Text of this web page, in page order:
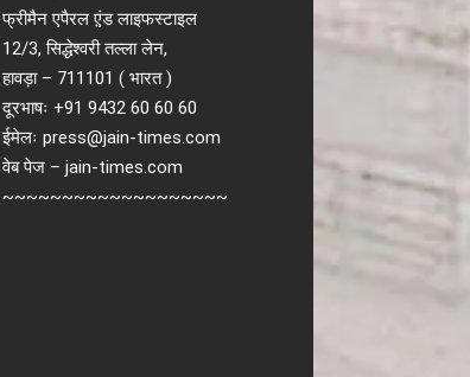
फ्रीमैन एपैरल ए़ंड लाइफस्टाइल
12/3, सिद्धेश्वरी तल्ला लेन,
हावड़ा – 711101 ( भारत )
दूरभाषः +91 9432 60 60 60
ईमेलः press@jain-times.com
वेब पेज – jain-times.com
~~~~~~~~~~~~~~~~~~~